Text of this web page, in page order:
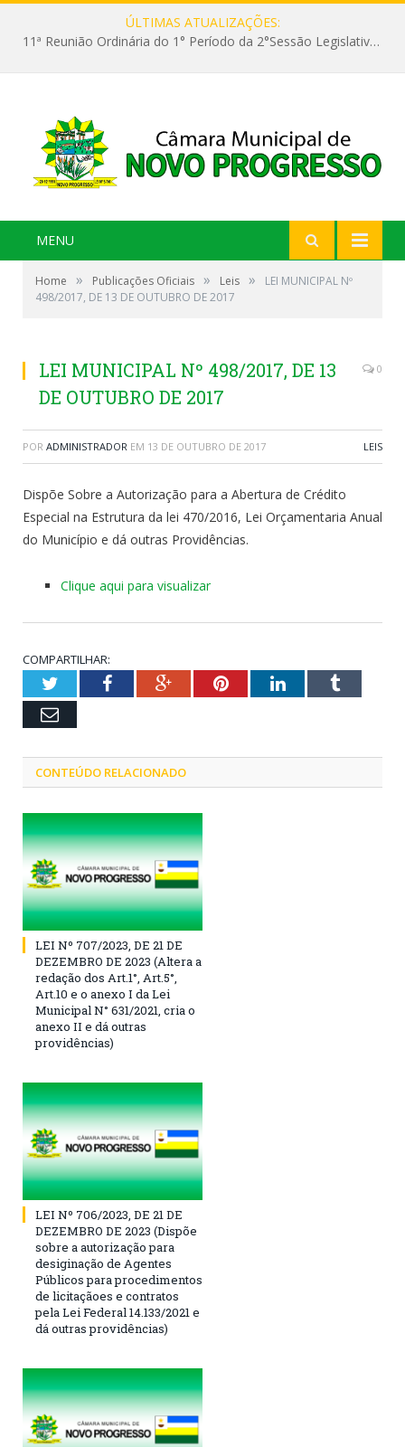
ÚLTIMAS ATUALIZAÇÕES:
11ª Reunião Ordinária do 1° Período da 2°Sessão Legislativa da 9ª Legislatura do Poder Legislativo
MENU
Home » Publicações Oficiais » Leis »
LEI MUNICIPAL Nº
498/2017, DE 13 DE OUTUBRO DE 2017
LEI MUNICIPAL Nº 498/2017, DE 13
DE OUTUBRO DE 2017
0
POR ADMINISTRADOR EM 13 DE OUTUBRO DE 2017 LEIS
Dispõe Sobre a Autorização para a Abertura de Crédito
Especial na Estrutura da lei 470/2016, Lei Orçamentaria Anual
do Município e dá outras Providências.
Clique aqui para visualizar
COMPARTILHAR:
TwitterFacebookGoogle+PinterestLinkedInTumblr
Email
CONTEÚDO RELACIONADO
LEI Nº 707/2023, DE 21 DE
DEZEMBRO DE 2023 (Altera a
redação dos Art.1°, Art.5°,
Art.10 e o anexo I da Lei
Municipal N° 631/2021, cria o
anexo II e dá outras
providências)
LEI Nº 706/2023, DE 21 DE
DEZEMBRO DE 2023 (Dispõe
sobre a autorização para
desiginação de Agentes
Públicos para procedimentos
de licitaçãoes e contratos
pela Lei Federal 14.133/2021 e
dá outras providências)